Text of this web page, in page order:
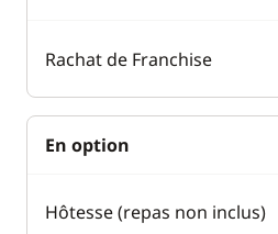
Rachat de Franchise
En option
Hôtesse (repas non inclus)